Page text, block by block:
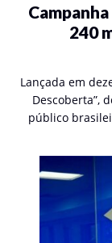
240
Lançada em
Descoberta”,
público